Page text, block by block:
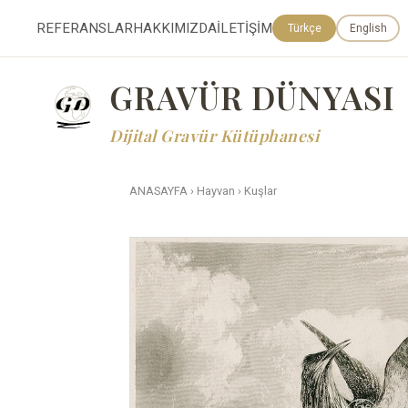
REFERANSLARHAKKIMIZDAİLETİŞİM Türkçe English
GRAVÜR DÜNYASI
Dijital Gravür Kütüphanesi
ANASAYFA › Hayvan › Kuşlar